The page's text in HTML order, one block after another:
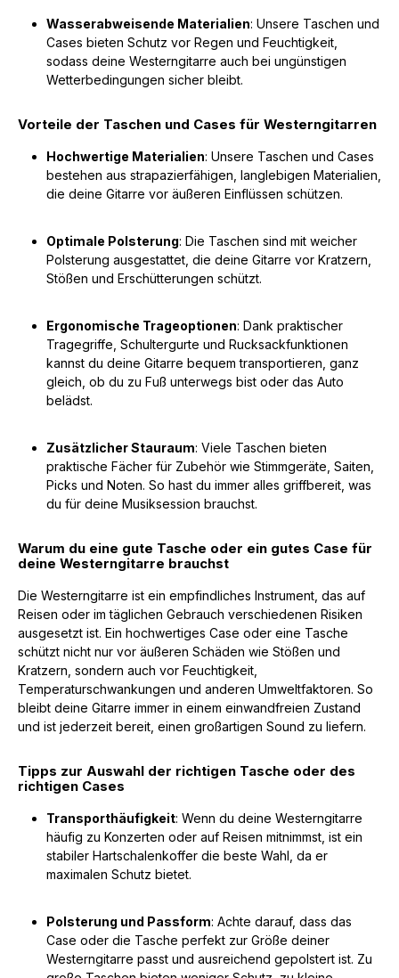
Wasserabweisende Materialien: Unsere Taschen und
Cases bieten Schutz vor Regen und Feuchtigkeit,
sodass deine Westerngitarre auch bei ungünstigen
Wetterbedingungen sicher bleibt.
Vorteile der Taschen und Cases für Westerngitarren
Hochwertige Materialien: Unsere Taschen und Cases
bestehen aus strapazierfähigen, langlebigen Materialien,
die deine Gitarre vor äußeren Einflüssen schützen.
Optimale Polsterung: Die Taschen sind mit weicher
Polsterung ausgestattet, die deine Gitarre vor Kratzern,
Stößen und Erschütterungen schützt.
Ergonomische Trageoptionen: Dank praktischer
Tragegriffe, Schultergurte und Rucksackfunktionen
kannst du deine Gitarre bequem transportieren, ganz
gleich, ob du zu Fuß unterwegs bist oder das Auto
belädst.
Zusätzlicher Stauraum: Viele Taschen bieten
praktische Fächer für Zubehör wie Stimmgeräte, Saiten,
Picks und Noten. So hast du immer alles griffbereit, was
du für deine Musiksession brauchst.
Warum du eine gute Tasche oder ein gutes Case für
deine Westerngitarre brauchst
Die Westerngitarre ist ein empfindliches Instrument, das auf
Reisen oder im täglichen Gebrauch verschiedenen Risiken
ausgesetzt ist. Ein hochwertiges Case oder eine Tasche
schützt nicht nur vor äußeren Schäden wie Stößen und
Kratzern, sondern auch vor Feuchtigkeit,
Temperaturschwankungen und anderen Umweltfaktoren. So
bleibt deine Gitarre immer in einem einwandfreien Zustand
und ist jederzeit bereit, einen großartigen Sound zu liefern.
Tipps zur Auswahl der richtigen Tasche oder des
richtigen Cases
Transporthäufigkeit: Wenn du deine Westerngitarre
häufig zu Konzerten oder auf Reisen mitnimmst, ist ein
stabiler Hartschalenkoffer die beste Wahl, da er
maximalen Schutz bietet.
Polsterung und Passform: Achte darauf, dass das
Case oder die Tasche perfekt zur Größe deiner
Westerngitarre passt und ausreichend gepolstert ist. Zu